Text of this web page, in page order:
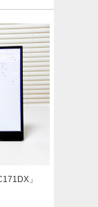
」